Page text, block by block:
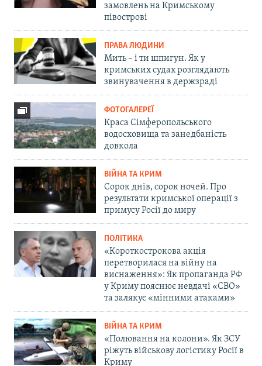
замовлень на Кримському
півострові
ПРАВА ЛЮДИНИ
Мить – і ти шпигун. Як у
кримських судах розглядають
звинувачення в держзраді
ФОТОГАЛЕРЕЇ
Краса Сімферопольського
водосховища та занедбаність
довкола
ВІЙНА ТА КРИМ
Сорок днів, сорок ночей. Про
результати кримської операції з
примусу Росії до миру
ПОЛІТИКА
«Короткострокова акція
перетворилася на війну на
виснаження»: Як пропаганда РФ
у Криму пояснює невдачі «СВО»
та залякує «мінними атаками»
ВІЙНА ТА КРИМ
«Полювання на колони». Як ЗСУ
ріжуть військову логістику Росії в
Криму